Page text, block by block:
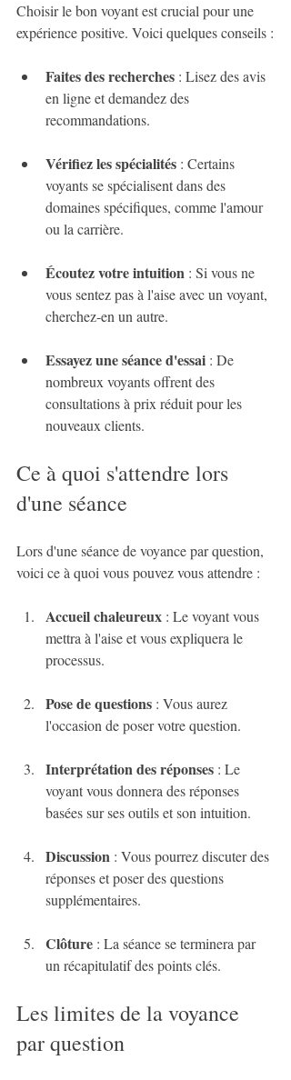
Choisir le bon voyant est crucial pour une
expérience positive. Voici quelques conseils :
Faites des recherches : Lisez des avis
en ligne et demandez des
recommandations.
Vérifiez les spécialités : Certains
voyants se spécialisent dans des
domaines spécifiques, comme l'amour
ou la carrière.
Écoutez votre intuition : Si vous ne
vous sentez pas à l'aise avec un voyant,
cherchez-en un autre.
Essayez une séance d'essai : De
nombreux voyants offrent des
consultations à prix réduit pour les
nouveaux clients.
Ce à quoi s'attendre lors
d'une séance
Lors d'une séance de voyance par question,
voici ce à quoi vous pouvez vous attendre :
Accueil chaleureux : Le voyant vous
mettra à l'aise et vous expliquera le
processus.
Pose de questions : Vous aurez
l'occasion de poser votre question.
Interprétation des réponses : Le
voyant vous donnera des réponses
basées sur ses outils et son intuition.
Discussion : Vous pourrez discuter des
réponses et poser des questions
supplémentaires.
Clôture : La séance se terminera par
un récapitulatif des points clés.
Les limites de la voyance
par question